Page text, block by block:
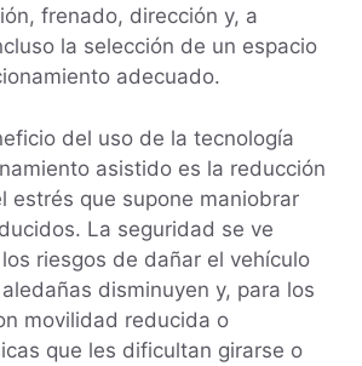
frenado, dirección y, a
la selección de un espacio
adecuado.
del uso de la tecnología
asistido es la reducción
estrés que supone maniobrar
La seguridad se ve
riesgos de dañar el vehículo
disminuyen y, para los
movilidad reducida o
que les dificultan girarse o